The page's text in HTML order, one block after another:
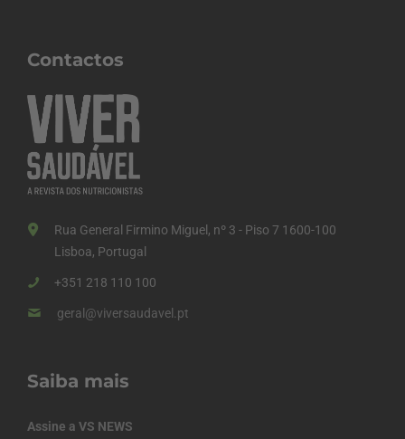
Contactos
Rua General Firmino Miguel, nº 3 - Piso 7 1600-100
Lisboa, Portugal
+351 218 110 100
geral@viversaudavel.pt
Saiba mais
Assine a VS NEWS